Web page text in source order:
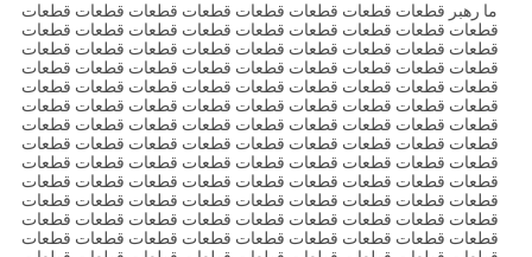
ما رهبر قطعات قطعات قطعات قطعات قطعات قطعات قطعات قطعات
قطعات قطعات قطعات قطعات قطعات قطعات قطعات قطعات قطعات
قطعات قطعات قطعات قطعات قطعات قطعات قطعات قطعات قطعات
قطعات قطعات قطعات قطعات قطعات قطعات قطعات قطعات قطعات
قطعات قطعات قطعات قطعات قطعات قطعات قطعات قطعات قطعات
قطعات قطعات قطعات قطعات قطعات قطعات قطعات قطعات قطعات
قطعات قطعات قطعات قطعات قطعات قطعات قطعات قطعات قطعات
قطعات قطعات قطعات قطعات قطعات قطعات قطعات قطعات قطعات
قطعات قطعات قطعات قطعات قطعات قطعات قطعات قطعات قطعات
قطعات قطعات قطعات قطعات قطعات قطعات قطعات قطعات قطعات
قطعات قطعات قطعات قطعات قطعات قطعات قطعات قطعات قطعات
قطعات قطعات قطعات قطعات قطعات قطعات قطعات قطعات قطعات
قطعات قطعات قطعات قطعات قطعات قطعات قطعات قطعات قطعات